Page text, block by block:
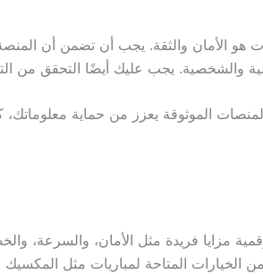
هو الأمان والثقة. يجب أن تضمن أن